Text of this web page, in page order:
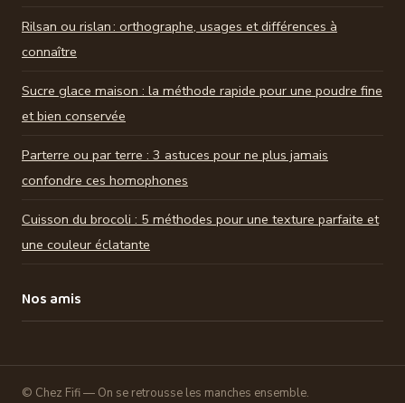
Rilsan ou rislan : orthographe, usages et différences à
connaître
Sucre glace maison : la méthode rapide pour une poudre fine
et bien conservée
Parterre ou par terre : 3 astuces pour ne plus jamais
confondre ces homophones
Cuisson du brocoli : 5 méthodes pour une texture parfaite et
une couleur éclatante
Nos amis
© Chez Fifi — On se retrousse les manches ensemble.